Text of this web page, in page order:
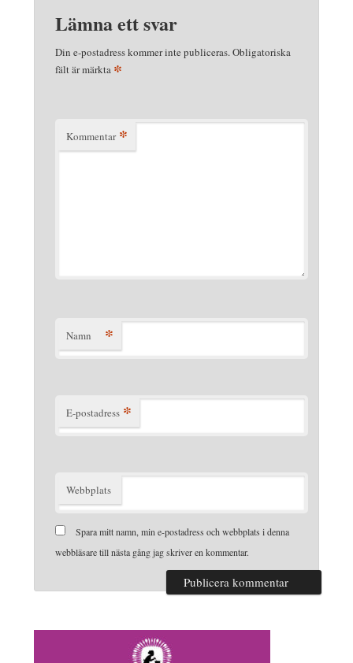
Lämna ett svar
Din e-postadress kommer inte publiceras.Obligatoriska
fält är märkta *
Kommentar *
Namn *
E-postadress *
Webbplats
Spara mitt namn, min e-postadress och webbplats i denna
webbläsare till nästa gång jag skriver en kommentar.